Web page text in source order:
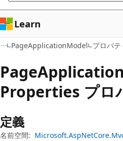
キ
ッ
プ
ン
に
ス
キ
ッ
プ
Learn
PageApplicationModel プロパテ
PageApplication
Properties プロ
定義
名前空間: